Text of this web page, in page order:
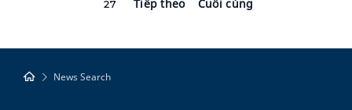
27
Tiếp theo Cuối cùng
News Search